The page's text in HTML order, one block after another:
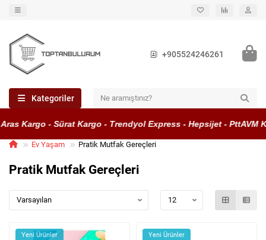
+905524246261
Kategoriler
Kargo - Sürat Kargo - Trendyol Express - Hepsijet - PttAVM
Ev Yaşam Pratik Mutfak Gereçleri
Pratik Mutfak Gereçleri
Yeni Ürünler Yeni Ürünler